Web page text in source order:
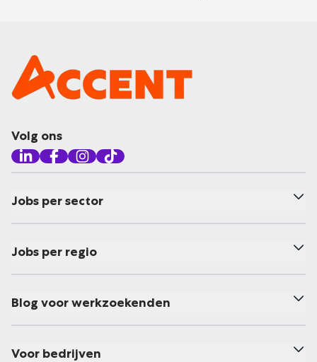
Volg ons
Jobs per sector
Jobs per regio
Blog voor werkzoekenden
Voor bedrijven